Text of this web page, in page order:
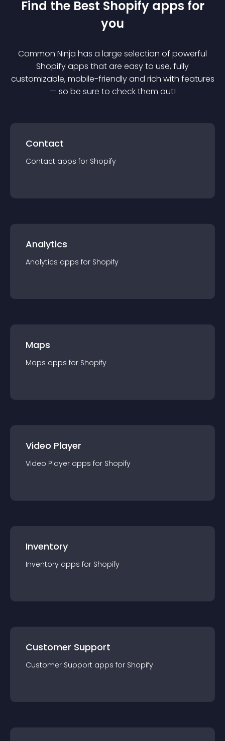
Find the Best Shopify apps for
you
Common Ninja has a large selection of powerful
Shopifyapps that are easy to use, fully
customizable, mobile-friendly and rich with features
— so be sure to check them out!
Contact
Contact apps for Shopify
Analytics
Analytics apps for Shopify
Maps
Maps apps for Shopify
Video Player
Video Player apps for Shopify
Inventory
Inventory apps for Shopify
Customer Support
Customer Support apps for Shopify